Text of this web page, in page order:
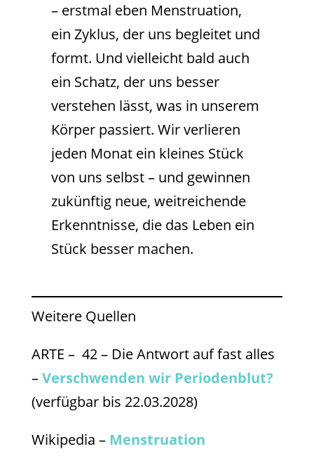
– erstmal eben Menstruation,
ein Zyklus, der uns begleitet und
formt. Und vielleicht bald auch
ein Schatz, der uns besser
verstehen lässt, was in unserem
Körper passiert. Wir verlieren
jeden Monat ein kleines Stück
von uns selbst – und gewinnen
zukünftig neue, weitreichende
Erkenntnisse, die das Leben ein
Stück besser machen.
Weitere Quellen
ARTE – 42 – Die Antwort auf fast alles
–Verschwenden wir Periodenblut?
(verfügbar bis 22.03.2028)
Wikipedia – Menstruation